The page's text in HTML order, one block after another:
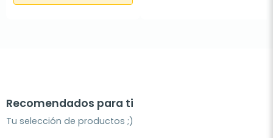
Recomendados para ti
Tu selección de productos ;)